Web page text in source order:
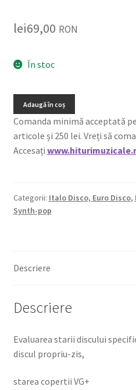
lei69,00 RON
În stoc
Adaugă în coș
Comanda minimă acceptată
articole și 250 lei. Vreți să
Accesați
Categorii: Italo Disco, Euro Disco,
Synth-pop
Descriere
Descriere
Evaluarea starii discului
discul propriu-zis,
starea copertii VG+